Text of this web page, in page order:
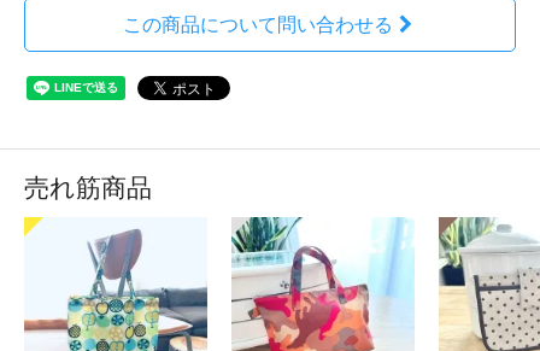
この商品について問い合わせる
売れ筋商品